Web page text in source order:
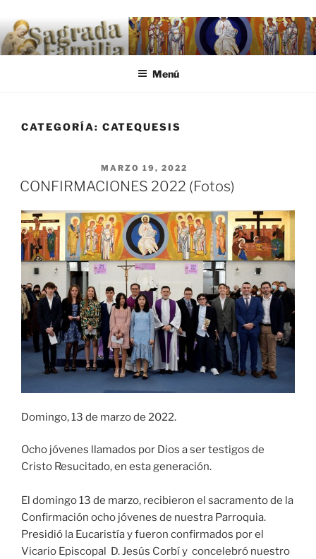
.
Menú
CATEGORÍA: CATEQUESIS
MARZO 19, 2022
CONFIRMACIONES 2022 (Fotos)
Domingo, 13 de marzo de 2022.
Ocho jóvenes llamados por Dios a ser testigos de
Cristo Resucitado, en esta generación.
El domingo 13 de marzo, recibieron el sacramento de la
Confirmación ocho jóvenes de nuestra Parroquia.
Presidió la Eucaristía y fueron confirmados por el
Vicario Episcopal D. Jesús Corbí y concelebró nuestro